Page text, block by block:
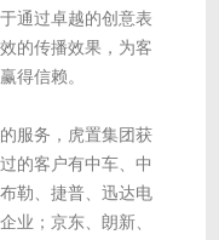
通过卓越的创意表
的传播效果，为客
得信赖。
服务，虎置集团获
的客户有中车、中
勒、捷普、迅达电
业；京东、朗新、